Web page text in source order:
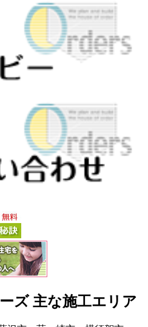
ズ 主な施工エリア